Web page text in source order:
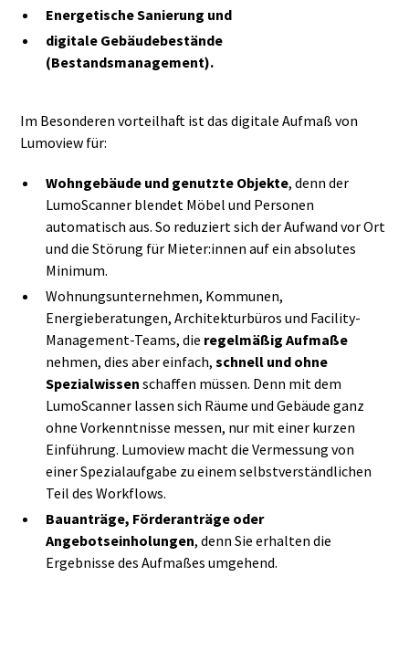
Energetische Sanierung und
digitale Gebäudebestände
(Bestandsmanagement).
Im Besonderen vorteilhaft ist das digitale Aufmaß von
Lumoview für:
Wohngebäude und genutzte Objekte, denn der
LumoScanner blendet Möbel und Personen
automatisch aus. So reduziert sich der Aufwand vor Ort
und die Störung für Mieter:innen auf ein absolutes
Minimum.
Wohnungsunternehmen, Kommunen,
Energieberatungen, Architekturbüros und Facility-
Management-Teams, die regelmäßig Aufmaße
nehmen, dies aber einfach,schnell und ohne
Spezialwissen schaffen müssen. Denn mit dem
LumoScanner lassen sich Räume und Gebäude ganz
ohne Vorkenntnisse messen, nur mit einer kurzen
Einführung. Lumoview macht die Vermessung von
einer Spezialaufgabe zu einem selbstverständlichen
Teil des Workflows.
Bauanträge, Förderanträge oder
Angebotseinholungen, denn Sie erhalten die
Ergebnisse des Aufmaßes umgehend.